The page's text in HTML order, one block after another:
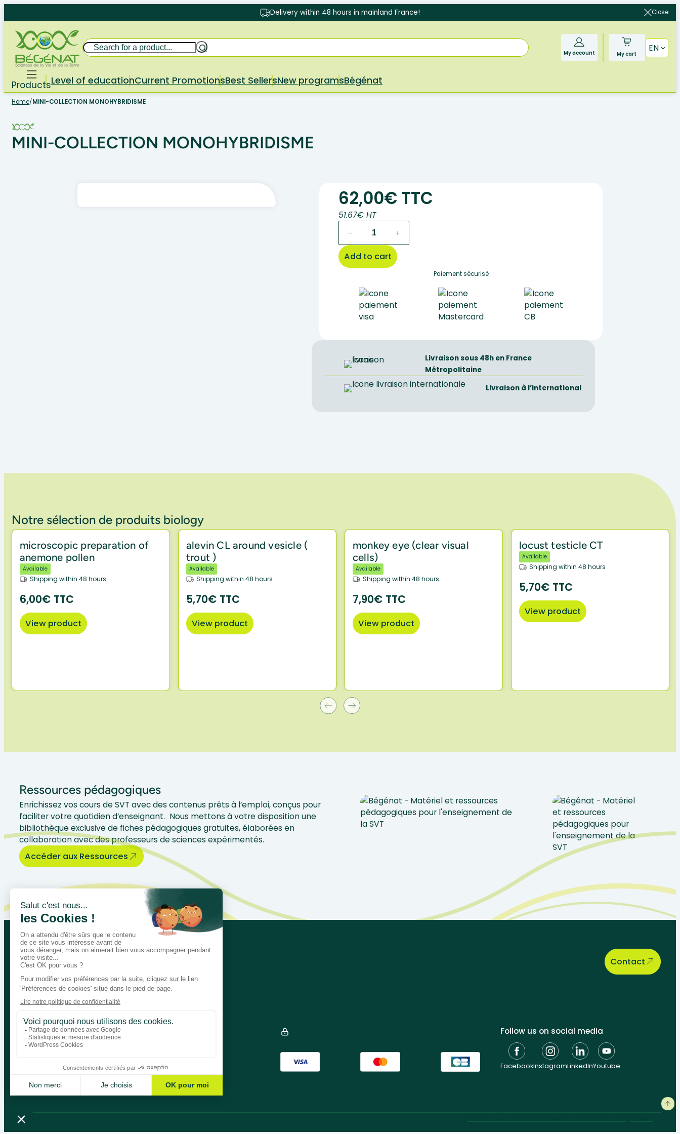
to
content
Close
Delivery within 48 hours in mainland France!
My account My cart
EN
Products
Search
Level of educationCurrent PromotionsBest SellersNew programsBégénat
Home/MINI-COLLECTION MONOHYBRIDISME
MINI-COLLECTION MONOHYBRIDISME
62,00€ TTC
51.67€ HT
COLLECTION
MONOHYBRIDISME
quantity
− +
Add to cart
Paiement sécurisé
Livraison sous 48h en France
Métropolitaine
Livraison à l’international
Notre sélection de produits biology
microscopic preparation of
anemone pollen
Available
Shipping within 48 hours
6,00€ TTC
View product
alevin CL around vesicle (
trout )
Available
Shipping within 48 hours
5,70€ TTC
View product
monkey eye (clear visual
cells)
Available
Shipping within 48 hours
7,90€ TTC
View product
locust testicle CT
Available
Shipping within 48 hours
5,70€ TTC
View product
Ressources pédagogiques
Enrichissez vos cours de SVT avec des contenus prêts à l’emploi, conçus pour
faciliter votre quotidien d’enseignant. Nous mettons à votre disposition une
bibliothèque exclusive de fiches pédagogiques gratuites, élaborées en
collaboration avec des professeurs de sciences expérimentés.
Accéder aux Ressources
Let’s talk about your educational needs, we are here to help. Contact
Bégénat
Level of education
Return policy
Follow us on social media
FacebookInstagramLinkedInYoutube